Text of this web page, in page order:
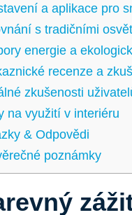
a aplikace pro
s tradičními
energie ‍a
recenze a⁤
zkušenosti
na využití v interiéru
& Odpovědi
poznámky